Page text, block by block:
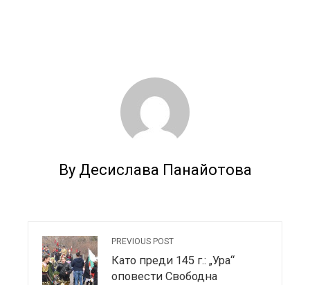
By Десислава Панайотова
PREVIOUS POST
Като преди 145 г.: „Ура“
оповести Свободна